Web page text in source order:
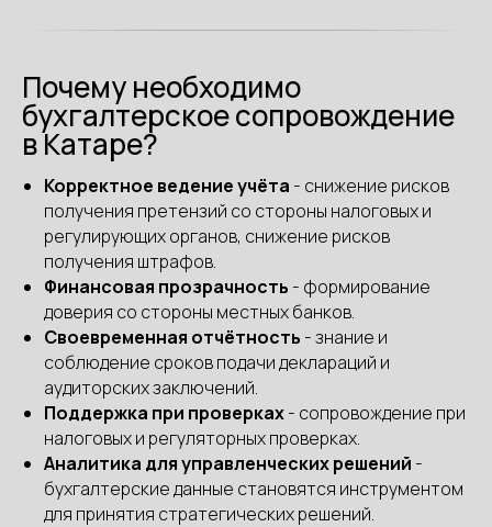
Почему необходимо
бухгалтерское сопровождение
в Катаре?
Корректное ведение учёта - снижение рисков
получения претензий со стороны налоговых и
регулирующих органов, снижение рисков
получения штрафов.
Финансовая прозрачность - формирование
доверия со стороны местных банков.
Своевременная отчётность - знание и
соблюдение сроков подачи деклараций и
аудиторских заключений.
Поддержка при проверках- сопровождение при
налоговых и регуляторных проверках.
Аналитика для управленческих решений -
бухгалтерские данные становятся инструментом
для принятия стратегических решений.